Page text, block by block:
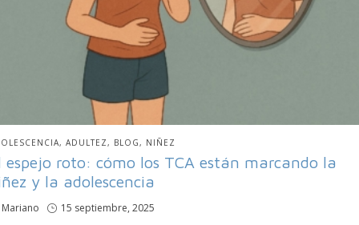
ADULTEZ BLOG NIÑEZ
espejo roto: cómo los TCA están marcando la
y la adolescencia
por
Mariano
Publicado
15 septiembre, 2025